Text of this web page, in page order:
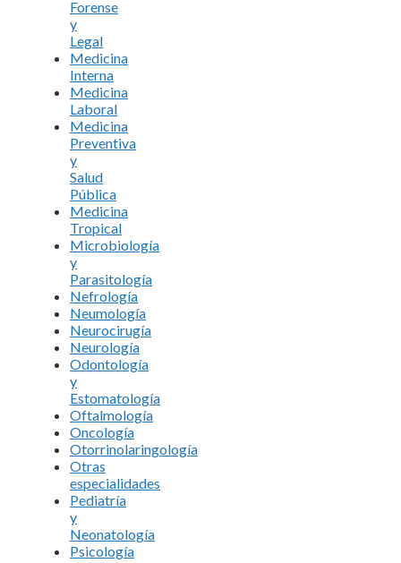
Forense
y
Legal
Medicina
Interna
Medicina
Laboral
Medicina
Preventiva
y
Salud
Pública
Medicina
Tropical
Microbiología
y
Parasitología
Nefrología
Neumología
Neurocirugía
Neurología
Odontología
y
Estomatología
Oftalmología
Oncología
Otorrinolaringología
Otras
especialidades
Pediatría
y
Neonatología
Psicología